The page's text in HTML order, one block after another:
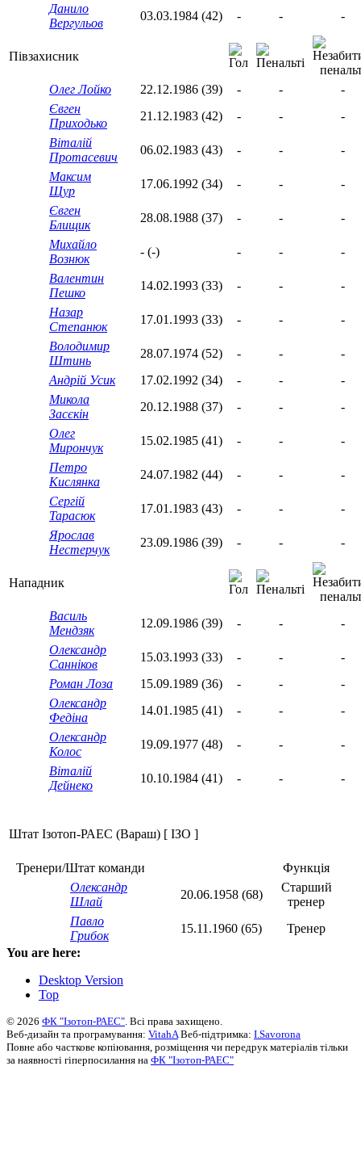
Данило
Вергульов
03.03.1984 (42) - - -
Півзахисник
Олег Лойко 22.12.1986 (39) - -
-
Євген
Приходько
21.12.1983 (42) - -
-
Віталій
Протасевич
06.02.1983 (43) - -
-
Максим
Щур
17.06.1992 (34) - -
-
Євген
Блищик
28.08.1988 (37) - -
-
Михайло
Вознюк
- (-) - -
-
Валентин
Пешко
14.02.1993 (33) - -
-
Назар
Степанюк
17.01.1993 (33) - -
-
Володимир
Штинь
28.07.1974 (52) - -
-
Андрій Усик
17.02.1992 (34) - -
-
Микола
Засєкін
20.12.1988 (37) - -
-
Олег
Мирончук
15.02.1985 (41) - -
-
Петро
Кислянка
24.07.1982 (44) - -
-
Сергій
Тарасюк
17.01.1983 (43) - -
-
Ярослав
Нестерчук
23.09.1986 (39) - - -
Нападник
Василь
Мендзяк
12.09.1986 (39) - -
-
Олександр
Санніков
15.03.1993 (33) - -
-
Роман Лоза
15.09.1989 (36) - -
-
Олександр
Федіна
14.01.1985 (41) - -
-
Олександр
Колос
19.09.1977 (48) - -
-
Віталій
Дейнеко
10.10.1984 (41) - - -
Штат Ізотоп-РАЕС (Вараш) [ ІЗО ]
Тренери/Штат команди
Функція
Олександр
Шлай
20.06.1958 (68)
Старший
тренер
Павло
Грибок
15.11.1960 (65)
Тренер
You are here:
Desktop Version
Top
© 2026 ФК "Ізотоп-РАЕС" . Всі права захищено.
Веб-дизайн та програмування: VitahA Веб-підтримка: I.Savorona
Повне або часткове копіювання, розміщення чи передрук матеріалів тільки
за наявності гіперпосилання на ФК "Ізотоп-РАЕС"